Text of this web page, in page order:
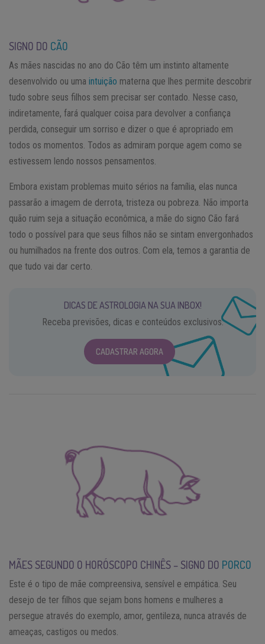
SIGNO DO CÃO
As mães nascidas no ano do Cão têm um instinto altamente
desenvolvido ou uma intuição materna que lhes permite descobrir
tudo sobre seus filhos sem precisar ser contado. Nesse caso,
indiretamente, fará qualquer coisa para devolver a confiança
perdida, conseguir um sorriso e dizer o que é apropriado em
todos os momentos. Todos as admiram porque agem como se
estivessem lendo nossos pensamentos.
Embora existam problemas muito sérios na família, elas nunca
passarão a imagem de derrota, tristeza ou pobreza. Não importa
quão ruim seja a situação econômica, a mãe do signo Cão fará
todo o possível para que seus filhos não se sintam envergonhados
ou humilhados na frente dos outros. Com ela, temos a garantia de
que tudo vai dar certo.
DICAS DE ASTROLOGIA NA SUA INBOX!
Receba previsões, dicas e conteúdos exclusivos.
CADASTRAR AGORA
MÃES SEGUNDO O HORÓSCOPO CHINÊS – SIGNO DO PORCO
Este é o tipo de mãe compreensiva, sensível e empática. Seu
desejo de ter filhos que sejam bons homens e mulheres a
persegue através do exemplo, amor, gentileza, nunca através de
ameaças, castigos ou medos.